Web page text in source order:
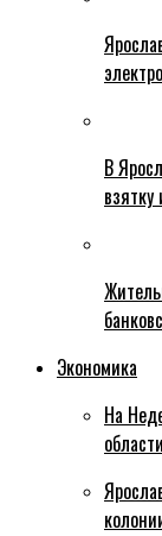
В
Экономика
На